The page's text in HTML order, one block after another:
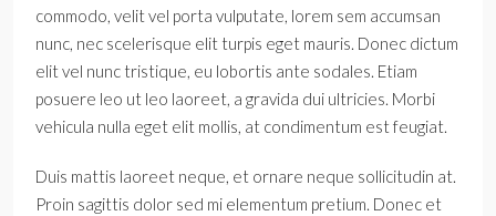
commodo, velit vel porta vulputate, lorem sem accumsan
nunc, nec scelerisque elit turpis eget mauris. Donec dictum
elit vel nunc tristique, eu lobortis ante sodales. Etiam
posuere leo ut leo laoreet, a gravida dui ultricies. Morbi
vehicula nulla eget elit mollis, at condimentum est feugiat.
Duis mattis laoreet neque, et ornare neque sollicitudin at.
Proin sagittis dolor sed mi elementum pretium. Donec et